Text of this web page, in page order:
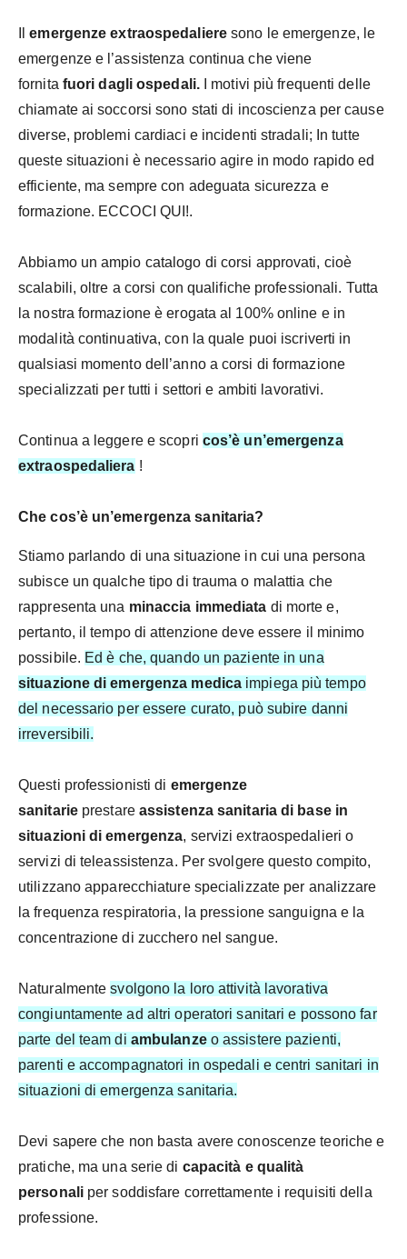
emergenze extraospedaliere sono le emergenze, le
emergenze e l’assistenza continua che viene
fornita fuori dagli ospedali.
I motivi più frequenti delle
chiamate ai soccorsi sono stati di incoscienza per cause
diverse, problemi cardiaci e incidenti stradali; In tutte
queste situazioni è necessario agire in modo rapido ed
efficiente, ma sempre con adeguata sicurezza e
formazione. ECCOCI QUI!.
Abbiamo un ampio catalogo di corsi approvati, cioè
scalabili, oltre a corsi con qualifiche professionali. Tutta
la nostra formazione è erogata al 100% online e in
modalità continuativa, con la quale puoi iscriverti in
qualsiasi momento dell’anno a corsi di formazione
specializzati per tutti i settori e ambiti lavorativi.
Continua a leggere e scopri cos’è un’emergenza
extraospedaliera !
Che cos’è un’emergenza sanitaria?
Stiamo parlando di una situazione in cui una persona
subisce un qualche tipo di trauma o malattia che
rappresenta una minaccia immediata di morte e,
pertanto, il tempo di attenzione deve essere il minimo
possibile. Ed è che, quando un paziente in una
situazione di emergenza medica impiega più tempo
del necessario per essere curato, può subire danni
irreversibili.
Questi professionisti di emergenze
sanitarie prestare assistenza sanitaria di base in
situazioni di emergenza, servizi extraospedalieri o
servizi di teleassistenza. Per svolgere questo compito,
utilizzano apparecchiature specializzate per analizzare
la frequenza respiratoria, la pressione sanguigna e la
concentrazione di zucchero nel sangue.
Naturalmentesvolgono la loro attività lavorativa
congiuntamente ad altri operatori sanitari e possono far
parte del team di ambulanzeo assistere pazienti,
parenti e accompagnatori in ospedali e centri sanitari in
situazioni di emergenza sanitaria.
Devi sapere che non basta avere conoscenze teoriche e
pratiche, ma una serie di capacità e qualità
personali per soddisfare correttamente i requisiti della
professione.